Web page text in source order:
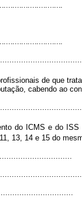
de que
cabendo ao
do ICMS e do
13, 14 e 15 do